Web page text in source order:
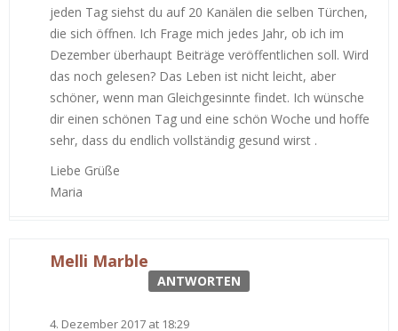
jeden Tag siehst du auf 20 Kanälen die selben Türchen,
die sich öffnen. Ich Frage mich jedes Jahr, ob ich im
Dezember überhaupt Beiträge veröffentlichen soll. Wird
das noch gelesen? Das Leben ist nicht leicht, aber
schöner, wenn man Gleichgesinnte findet. Ich wünsche
dir einen schönen Tag und eine schön Woche und hoffe
sehr, dass du endlich vollständig gesund wirst .
Liebe Grüße
Maria
Melli Marble
ANTWORTEN
4. Dezember 2017 at 18:29